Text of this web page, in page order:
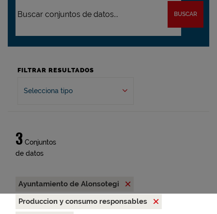
BUSCAR
FILTRAR RESULTADOS
Selecciona tipo
3 Conjuntos
de datos
Ayuntamiento de Alonsotegi
Produccion y consumo responsables